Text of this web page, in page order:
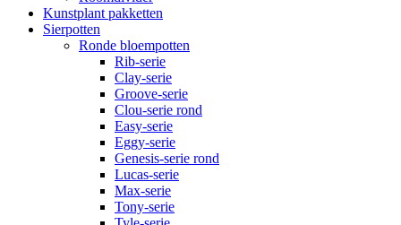
Kunstplant pakketten
Sierpotten
Ronde bloempotten
Rib-serie
Clay-serie
Groove-serie
Clou-serie rond
Easy-serie
Eggy-serie
Genesis-serie rond
Lucas-serie
Max-serie
Tony-serie